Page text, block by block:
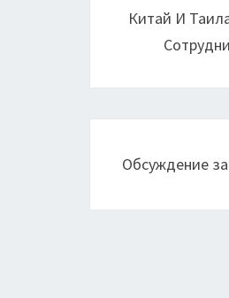
записям
Китай И
Обсуждение